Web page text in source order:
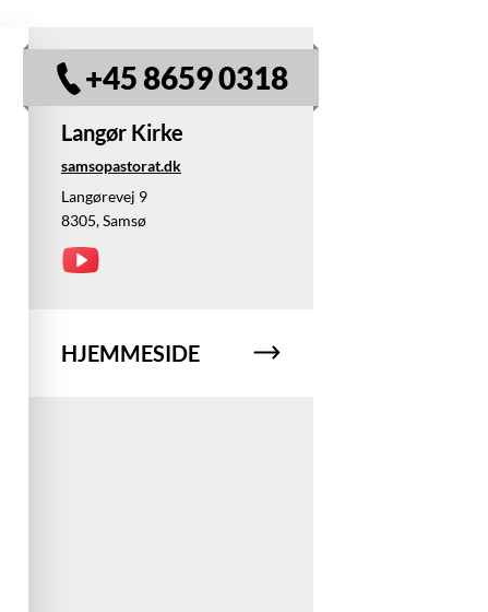
+45 8659 0318
Langør Kirke
samsopastorat.dk
Langørevej 9
8305, Samsø
HJEMMESIDE